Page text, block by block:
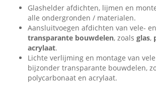
Glashelder afdichten, lijmen en
alle ondergronden / materialen.
Aansluitvoegen afdichten van vele-
transparante bouwdelen, zoals glas,
acrylaat.
Lichte verlijming en montage van
bijzonder transparante bouwdelen,
polycarbonaat en acrylaat.